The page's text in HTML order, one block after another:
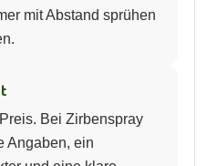
mit Abstand sprühen
Bei Zirbenspray
Angaben, ein